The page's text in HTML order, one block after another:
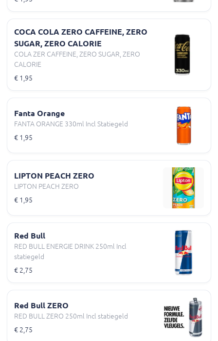
COCA COLA ZERO CAFFEINE, ZERO
SUGAR, ZERO CALORIE
COLA ZER CAFFEINE, ZERO SUGAR, ZERO
CALORIE
€ 1,95
Fanta Orange
FANTA ORANGE 330ml Incl Statiegeld
€ 1,95
LIPTON PEACH ZERO
LIPTON PEACH ZERO
€ 1,95
Red Bull
RED BULL ENERGIE DRINK 250ml Incl
statiegeld
€ 2,75
Red Bull ZERO
RED BULL ZERO 250ml Incl statiegeld
€ 2,75